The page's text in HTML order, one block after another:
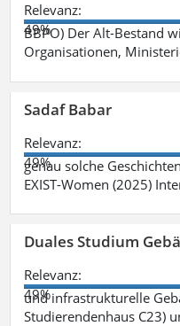
Relevanz:
49%
BBPO) Der Alt-Bestand
Organisationen,
Sadaf Babar
Relevanz:
49%
genau solche
EXIST-Women (2025)
Duales Studium
Relevanz:
49%
und infrastrukturelle
Studierendenhaus C23)